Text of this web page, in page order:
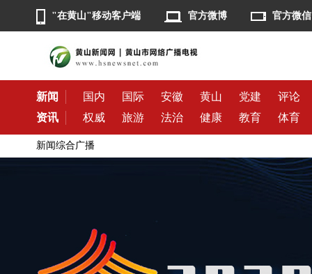
"在黄山"移动客户端 官方微博 官方微信
新闻 国内 国际 安徽 黄山 党建
评论
资讯
权威 旅游 法治 健康 教育 体育
新闻综合广播